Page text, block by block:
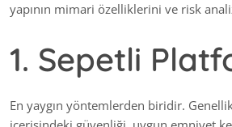
yapının mimari özelliklerini ve risk
1. Sepetli
En yaygın yöntemlerden biridir.